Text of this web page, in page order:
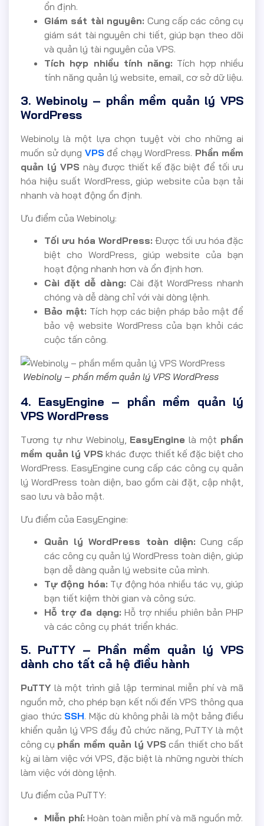
ổn định.
Giám sát tài nguyên: Cung cấp các công cụ
giám sát tài nguyên chi tiết, giúp bạn theo dõi
và quản lý tài nguyên của VPS.
Tích hợp nhiều tính năng: Tích hợp nhiều
tính năng quản lý website, email, cơ sở dữ liệu.
3. Webinoly – phần mềm quản lý VPS
WordPress
Webinoly là một lựa chọn tuyệt vời cho những ai
muốn sử dụng VPSđể chạy WordPress. Phần mềm
quản lý VPS này được thiết kế đặc biệt để tối ưu
hóa hiệu suất WordPress, giúp website của bạn tải
nhanh và hoạt động ổn định.
Ưu điểm của Webinoly:
Tối ưu hóa WordPress: Được tối ưu hóa đặc
biệt cho WordPress, giúp website của bạn
hoạt động nhanh hơn và ổn định hơn.
Cài đặt dễ dàng: Cài đặt WordPress nhanh
chóng và dễ dàng chỉ với vài dòng lệnh.
Bảo mật: Tích hợp các biện pháp bảo mật để
bảo vệ website WordPress của bạn khỏi các
cuộc tấn công.
Webinoly – phần mềm quản lý VPS WordPress
4. EasyEngine – phần mềm quản lý
VPS WordPress
Tương tự như Webinoly, EasyEngine là một phần
mềm quản lý VPS khác được thiết kế đặc biệt cho
WordPress. EasyEngine cung cấp các công cụ quản
lý WordPress toàn diện, bao gồm cài đặt, cập nhật,
sao lưu và bảo mật.
Ưu điểm của EasyEngine:
Quản lý WordPress toàn diện: Cung cấp
các công cụ quản lý WordPress toàn diện, giúp
bạn dễ dàng quản lý website của mình.
Tự động hóa: Tự động hóa nhiều tác vụ, giúp
bạn tiết kiệm thời gian và công sức.
Hỗ trợ đa dạng: Hỗ trợ nhiều phiên bản PHP
và các công cụ phát triển khác.
5. PuTTY – Phần mềm quản lý VPS
dành cho tất cả hệ điều hành
PuTTY là một trình giả lập terminal miễn phí và mã
nguồn mở, cho phép bạn kết nối đến VPS thông qua
giao thức SSH. Mặc dù không phải là một bảng điều
khiển quản lý VPS đầy đủ chức năng, PuTTY là một
công cụ phần mềm quản lý VPS cần thiết cho bất
kỳ ai làm việc với VPS, đặc biệt là những người thích
làm việc với dòng lệnh.
Ưu điểm của PuTTY:
Miễn phí: Hoàn toàn miễn phí và mã nguồn mở.